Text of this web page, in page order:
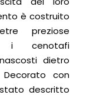
è costruito
preziose
i cenotafi
dietro
con
descritto